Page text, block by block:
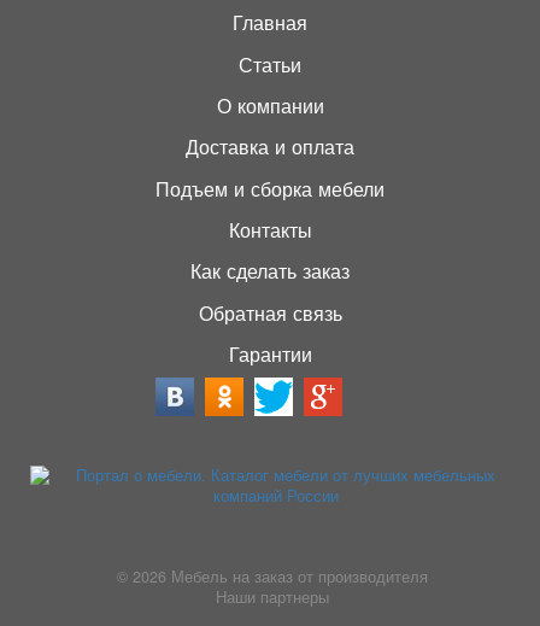
Главная
Статьи
О компании
Доставка и оплата
Подъем и сборка мебели
Контакты
Как сделать заказ
Обратная связь
Гарантии
© 2026 Мебель на заказ от производителя
Наши партнеры